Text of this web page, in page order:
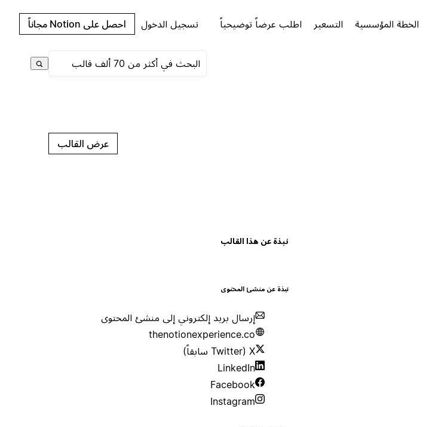
الخطة المؤسسية التسعير اطلب عرضاً توضيحياً تسجيل الدخول احصل على Notion مجاناً
عرض القالب
نبذة عن هذا القالب
نبذة عن منشئ المحتوى
إرسال بريد إلكتروني إلى منشئ المحتوى
thenotionexperience.co
X (Twitter سابقاً)
LinkedIn
Facebook
Instagram